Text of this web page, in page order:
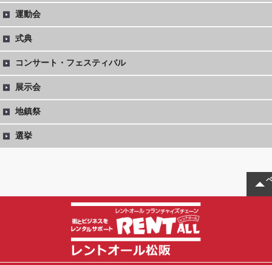
運動会
式典
コンサート・フェスティバル
展示会
地鎮祭
選挙